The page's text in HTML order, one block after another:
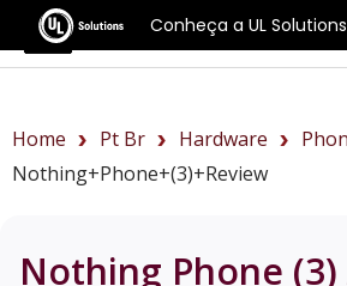
Conheça a UL Solutions
Benchmarks
Home Pt Br Hardware
Nothing+Phone+(3)+review
Nothing Phone (3)